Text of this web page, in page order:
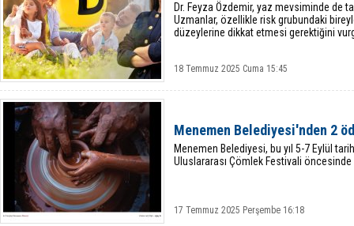
Dr. Feyza Özdemir, yaz mevsiminde de
Uzmanlar, özellikle risk grubundaki
düzeylerine dikkat etmesi gerektiğini
18 Temmuz 2025 Cuma 15:45
Menemen Belediyesi'nden 2
Menemen Belediyesi, bu yıl 5-7 Eylül
Uluslararası Çömlek Festivali
17 Temmuz 2025 Perşembe 16:18